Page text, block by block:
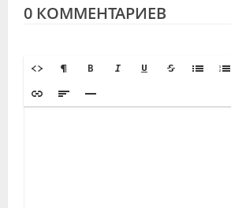
0 КОММЕНТАРИЕВ